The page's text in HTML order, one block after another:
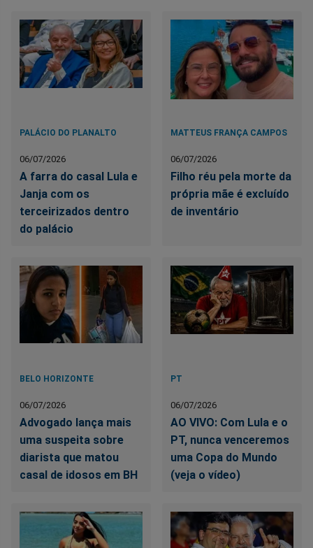
PALÁCIO DO PLANALTO
06/07/2026
A farra do casal Lula e
Janja com os
terceirizados dentro
do palácio
MATTEUS FRANÇA CAMPOS
06/07/2026
Filho réu pela morte da
própria mãe é excluído
de inventário
BELO HORIZONTE
06/07/2026
Advogado lança mais
uma suspeita sobre
diarista que matou
casal de idosos em BH
PT
06/07/2026
AO VIVO: Com Lula e o
PT, nunca venceremos
uma Copa do Mundo
(veja o vídeo)